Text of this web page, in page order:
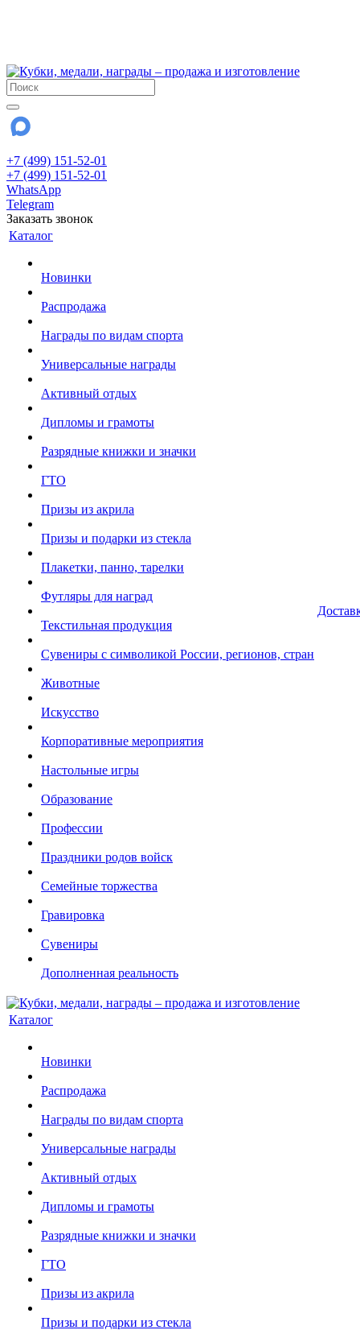
+7 (499) 151-52-01
+7 (499) 151-52-01
WhatsApp
Telegram
Заказать звонок
Каталог
Новинки
Распродажа
Награды по видам спорта
Универсальные награды
Активный отдых
Дипломы и грамоты
Разрядные книжки и значки
ГТО
Призы из акрила
Призы и подарки из стекла
Плакетки, панно, тарелки
Футляры для наград
Текстильная продукция
Сувениры с символикой России, регионов, стран
Животные
Искусство
Корпоративные мероприятия
Настольные игры
Образование
Профессии
Праздники родов войск
Семейные торжества
Гравировка
Сувениры
Дополненная реальность
Каталог
Новинки
Распродажа
Награды по видам спорта
Универсальные награды
Активный отдых
Дипломы и грамоты
Разрядные книжки и значки
ГТО
Призы из акрила
Призы и подарки из стекла